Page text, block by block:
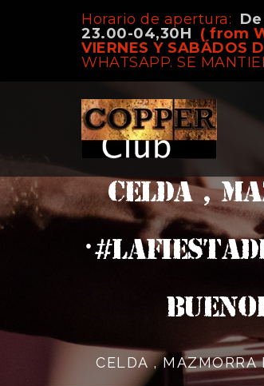
Horario de apertura:
23.00-04,30H ( from
VIERNES Y SABÁDOS
WHATSAPP. SE
CELDA ,
CELDA ,